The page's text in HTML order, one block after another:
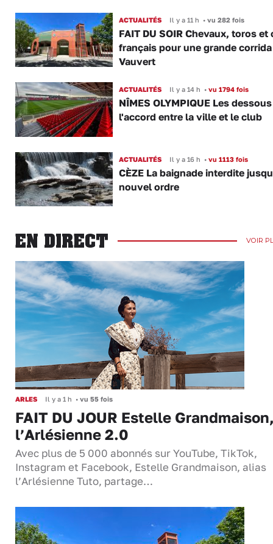
ACTUALITÉS Il y a 11 h •vu 282 fois
FAIT DU SOIR Chevaux, toros et
français pour une grande corrida
Vauvert
ACTUALITÉS Il y a 14 h •vu 1794 fois
NÎMES OLYMPIQUE Les
l'accord entre la ville et le club
ACTUALITÉS Il y a 16 h •vu 1113 fois
CÈZE La baignade interdite
nouvel ordre
EN DIRECT VOIR
ARLES Il y a 1 h • vu 55 fois
FAIT DU JOUR Estelle
l’Arlésienne 2.0
Avec plus de 5 000 abonnés sur YouTube, TikTok,
Instagram et Facebook, Estelle Grandmaison, alias
l’Arlésienne Tuto, partage…